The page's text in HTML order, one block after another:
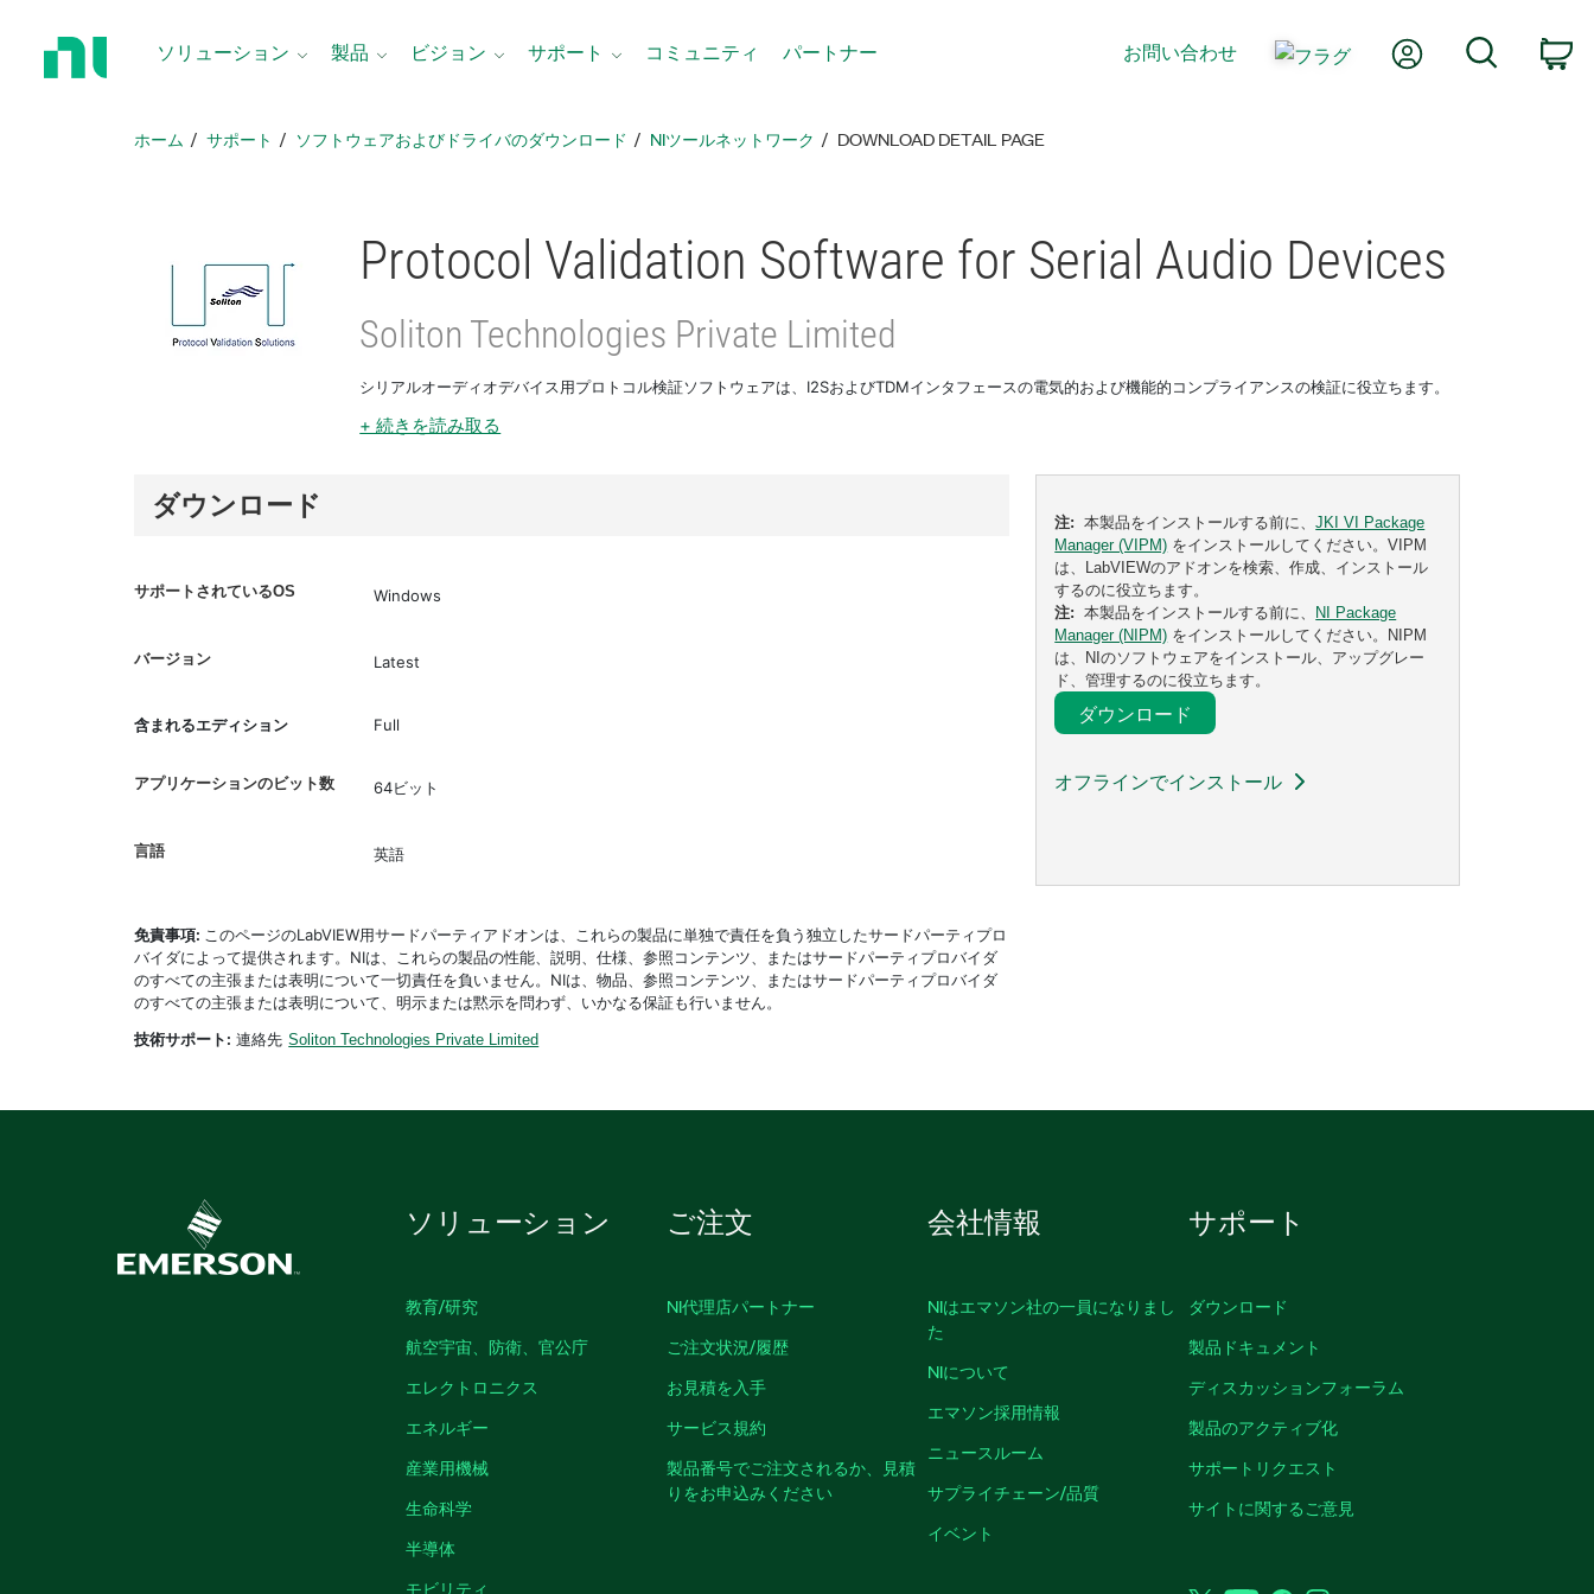
ソリューション 製品 ビジョン サポート コミュニティ パートナー お問い合わせ Myアカウント
ホーム サポート ソフトウェアおよびドライバのダウンロード NIツールネットワーク DOWNLOAD DETAIL PAGE
Protocol Validation Software for Serial Audio Devices
Soliton Technologies Private Limited
シリアルオーディオデバイス用プロトコル検証ソフトウェアは、I2SおよびTDMインタフェースの電気的および機能的コンプライアンスの検証に役立ちます。
+ 続きを読み取る
ダウンロード
サポートされているOS Windows
バージョン Latest
含まれるエディション Full
アプリケーションのビット数 64ビット
言語 英語
免責事項: このページのLabVIEW用サードパーティアドオンは、これらの製品に単独で責任を負う独立したサードパーティプロ
バイダによって提供されます。NIは、これらの製品の性能、説明、仕様、参照コンテンツ、またはサードパーティプロバイダ
のすべての主張または表明について一切責任を負いません。NIは、物品、参照コンテンツ、またはサードパーティプロバイダ
のすべての主張または表明について、明示または黙示を問わず、いかなる保証も行いません。
技術サポート: 連絡先 Soliton Technologies Private Limited
注:本製品をインストールする前に、JKI VI Package
Manager (VIPM) をインストールしてください。VIPM
は、LabVIEWのアドオンを検索、作成、インストール
するのに役立ちます。
注:本製品をインストールする前に、 NI Package
Manager (NIPM) をインストールしてください。NIPM
は、NIのソフトウェアをインストール、アップグレー
ド、管理するのに役立ちます。
ダウンロード
オフラインでインストール
ソリューション
教育/研究
航空宇宙、防衛、官公庁
エレクトロニクス
エネルギー
産業用機械
生命科学
半導体
モビリティ
ご注文
NI代理店パートナー
ご注文状況/履歴
お見積を入手
サービス規約
製品番号でご注文されるか、見積
りをお申込みください
会社情報
NIはエマソン社の一員になりまし
た
NIについて
エマソン採用情報
ニュースルーム
サプライチェーン/品質
イベント
サポート
ダウンロード
製品ドキュメント
ディスカッションフォーラム
製品のアクティブ化
サポートリクエスト
サイトに関するご意見